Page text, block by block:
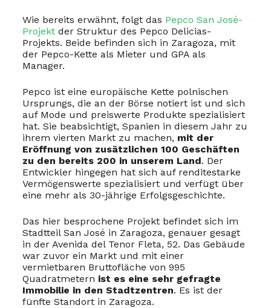
Wie bereits erwähnt, folgt das Pepco San José-
Projektder Struktur des Pepco Delicias-
Projekts. Beide befinden sich in Zaragoza, mit
der Pepco-Kette als Mieter und GPA als
Manager.
Pepco ist eine europäische Kette polnischen
Ursprungs, die an der Börse notiert ist und sich
auf Mode und preiswerte Produkte spezialisiert
hat. Sie beabsichtigt, Spanien in diesem Jahr zu
ihrem vierten Markt zu machen, mit der
Eröffnung von zusätzlichen 100 Geschäften
zu den bereits 200 in unserem Land. Der
Entwickler hingegen hat sich auf renditestarke
Vermögenswerte spezialisiert und verfügt über
eine mehr als 30-jährige Erfolgsgeschichte.
Das hier besprochene Projekt befindet sich im
Stadtteil San José in Zaragoza, genauer gesagt
in der Avenida del Tenor Fleta, 52. Das Gebäude
war zuvor ein Markt und mit einer
vermietbaren Bruttofläche von 995
Quadratmetern ist es eine sehr gefragte
Immobilie in den Stadtzentren. Es ist der
fünfte Standort in Zaragoza.